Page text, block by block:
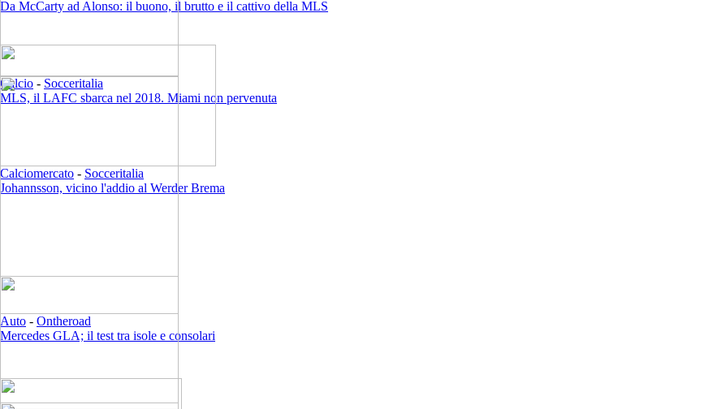
Da McCarty ad Alonso: il buono, il brutto e il cattivo della MLS
Calcio - Socceritalia
MLS, il LAFC sbarca nel 2018. Miami non pervenuta
Calciomercato - Socceritalia
Johannsson, vicino l'addio al Werder Brema
Auto - Ontheroad
Mercedes GLA; il test tra isole e consolari